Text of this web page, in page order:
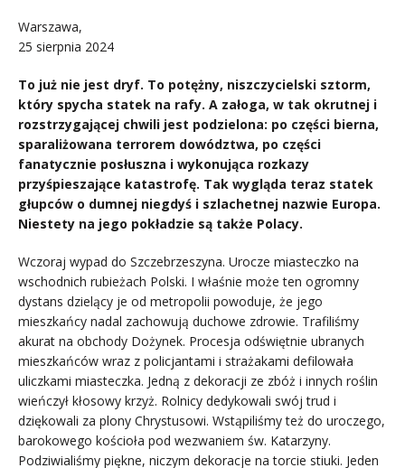
Warszawa,
25 sierpnia 2024
To już nie jest dryf. To potężny, niszczycielski sztorm,
który spycha statek na rafy. A załoga, w tak okrutnej i
rozstrzygającej chwili jest podzielona: po części bierna,
sparaliżowana terrorem dowództwa, po części
fanatycznie posłuszna i wykonująca rozkazy
przyśpieszające katastrofę. Tak wygląda teraz statek
głupców o dumnej niegdyś i szlachetnej nazwie Europa.
Niestety na jego pokładzie są także Polacy.
Wczoraj wypad do Szczebrzeszyna. Urocze miasteczko na
wschodnich rubieżach Polski. I właśnie może ten ogromny
dystans dzielący je od metropolii powoduje, że jego
mieszkańcy nadal zachowują duchowe zdrowie. Trafiliśmy
akurat na obchody Dożynek. Procesja odświętnie ubranych
mieszkańców wraz z policjantami i strażakami defilowała
uliczkami miasteczka. Jedną z dekoracji ze zbóż i innych roślin
wieńczył kłosowy krzyż. Rolnicy dedykowali swój trud i
dziękowali za plony Chrystusowi. Wstąpiliśmy też do uroczego,
barokowego kościoła pod wezwaniem św. Katarzyny.
Podziwialiśmy piękne, niczym dekoracje na torcie stiuki. Jeden